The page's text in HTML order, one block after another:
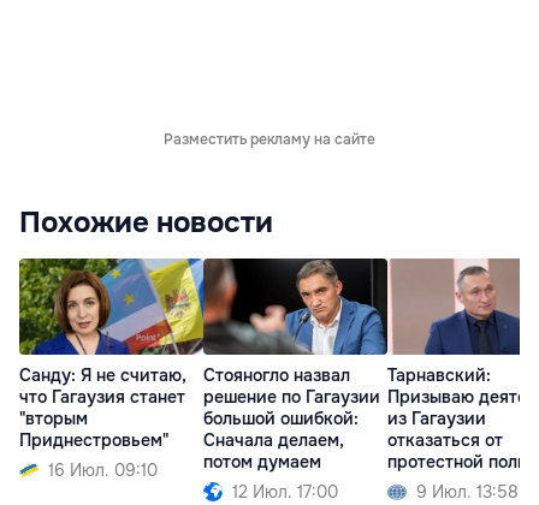
Разместить рекламу на сайте
Похожие новости
Санду: Я не считаю,
что Гагаузия станет
"вторым
Приднестровьем"
16 Июл. 09:10
Стояногло назвал
решение по Гагаузии
большой ошибкой:
Сначала делаем,
потом думаем
12 Июл. 17:00
Тарнавский:
Призываю
из Гагаузии
отказаться от
протестной
9 Июл. 13:58